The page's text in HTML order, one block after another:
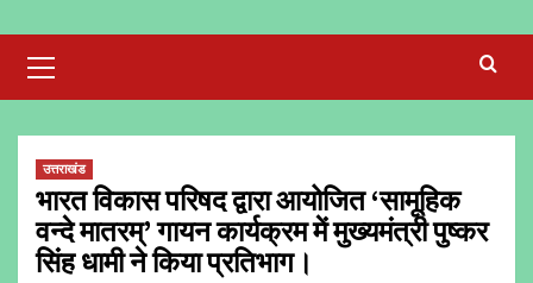
Menu
उत्तराखंड
भारत विकास परिषद द्वारा आयोजित ‘सामूहिक
वन्दे मातरम्’ गायन कार्यक्रम में मुख्यमंत्री पुष्कर
सिंह धामी ने किया प्रतिभाग।